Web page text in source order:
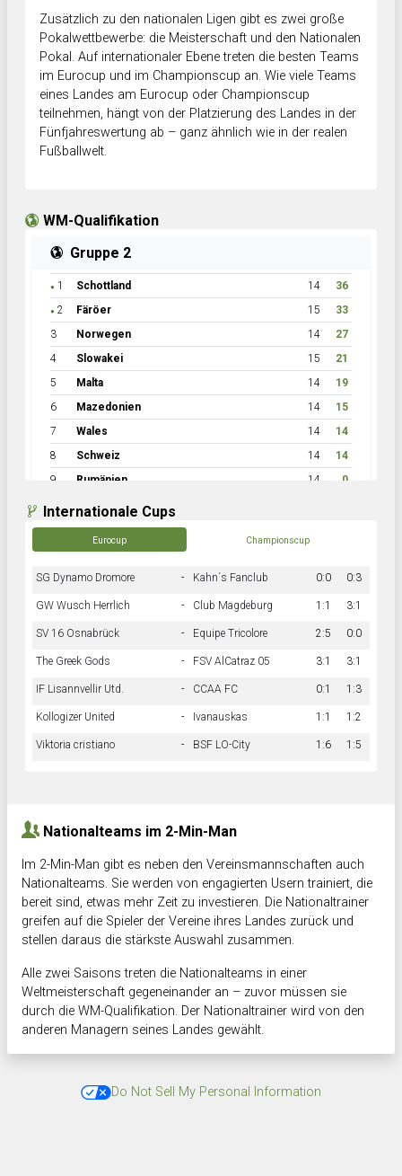
Zusätzlich zu den nationalen Ligen gibt es zwei große
Pokalwettbewerbe: die Meisterschaft und den Nationalen
Pokal. Auf internationaler Ebene treten die besten Teams
im Eurocup und im Championscup an. Wie viele Teams
eines Landes am Eurocup oder Championscup
teilnehmen, hängt von der Platzierung des Landes in der
Fünfjahreswertung ab – ganz ähnlich wie in der realen
Fußballwelt.
WM-Qualifikation
Gruppe 2
● 1 Schottland 14 36
● 2 Färöer 15
33
3
Norwegen 14
27
4
Slowakei 15
21
5
Malta 14
19
6
Mazedonien 14
15
7
Wales 14
14
8
Schweiz 14
14
9
Rumänien 14 0
Internationale Cups
Eurocup Championscup
SG Dynamo Dromore - Kahn´s Fanclub 0:0 0:3
GW Wusch Herrlich - Club Magdeburg 1:1 3:1
SV 16 Osnabrück - Equipe Tricolore 2:5 0:0
The Greek Gods - FSV AlCatraz 05 3:1 3:1
IF Lisannvellir Utd. - CCAA FC 0:1 1:3
Kollogizer United - Ivanauskas 1:1 1:2
Viktoria cristiano - BSF LO-City 1:6 1:5
Nationalteams im 2-Min-Man
Im 2-Min-Man gibt es neben den Vereinsmannschaften auch
Nationalteams. Sie werden von engagierten Usern trainiert, die
bereit sind, etwas mehr Zeit zu investieren. Die Nationaltrainer
greifen auf die Spieler der Vereine ihres Landes zurück und
stellen daraus die stärkste Auswahl zusammen.
Alle zwei Saisons treten die Nationalteams in einer
Weltmeisterschaft gegeneinander an – zuvor müssen sie
durch die WM-Qualifikation. Der Nationaltrainer wird von den
anderen Managern seines Landes gewählt.
Do Not Sell My Personal Information